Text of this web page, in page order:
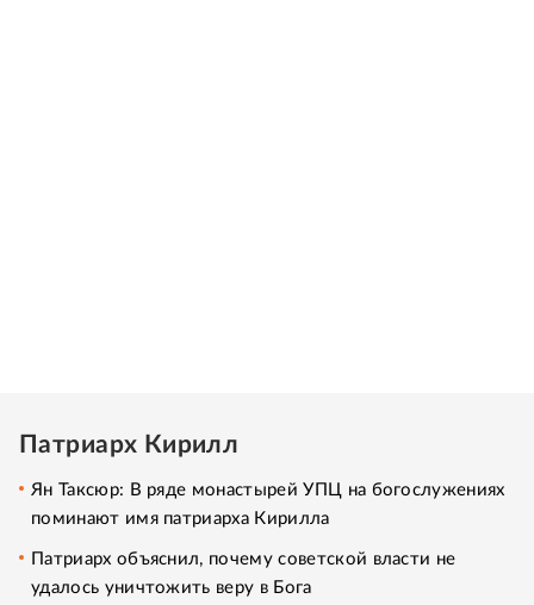
Патриарх Кирилл
Ян Таксюр: В ряде монастырей УПЦ на богослужениях
поминают имя патриарха Кирилла
Патриарх объяснил, почему советской власти не
удалось уничтожить веру в Бога